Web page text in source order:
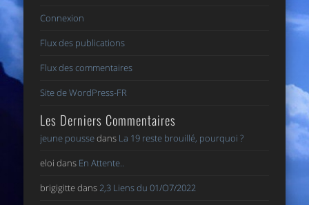
Connexion
Flux des publications
Flux des commentaires
Site de WordPress-FR
Les Derniers Commentaires
jeune poussedans La 19 reste brouillé, pourquoi ?
eloi dans En Attente..
brigigittedans2,3 Liens du 01/O7/2022